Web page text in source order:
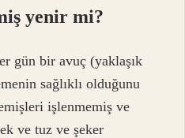
yenir mi?
gün bir avuç (yaklaşık
sağlıklı olduğunu
işlenmemiş ve
ve tuz ve şeker